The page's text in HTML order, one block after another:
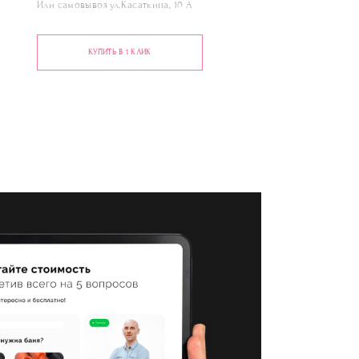
Или самовывоз ул.Касаткина, 10 А
КУПИТЬ В 1 КЛИК